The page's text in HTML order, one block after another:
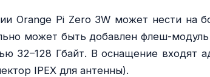
Orange Pi Zero 3W может нести на
может быть добавлен флеш-
32–128 Гбайт. В оснащение входят
IPEX для антенны).